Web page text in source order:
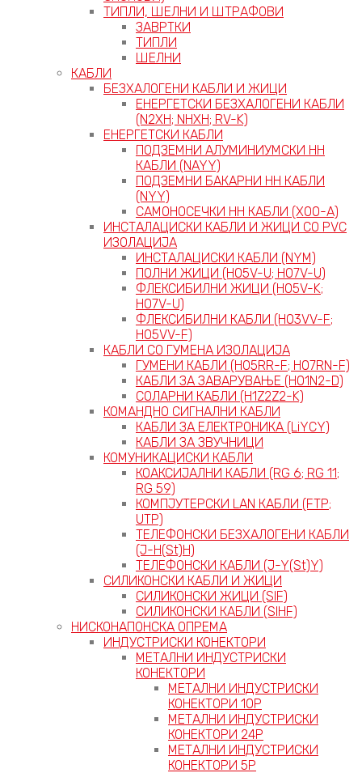
ТИПЛИ, ШЕЛНИ И ШТРАФОВИ
ЗАВРТКИ
ТИПЛИ
ШЕЛНИ
КАБЛИ
БЕЗХАЛОГЕНИ КАБЛИ И ЖИЦИ
ЕНЕРГЕТСКИ БЕЗХАЛОГЕНИ КАБЛИ
(N2XH; NHXH; RV-K)
ЕНЕРГЕТСКИ КАБЛИ
ПОДЗЕМНИ АЛУМИНИУМСКИ НН
КАБЛИ (NAYY)
ПОДЗЕМНИ БАКАРНИ НН КАБЛИ
(NYY)
САМОНОСЕЧКИ НН КАБЛИ (X00-A)
ИНСТАЛАЦИСКИ КАБЛИ И ЖИЦИ СО PVC
ИЗОЛАЦИЈА
ИНСТАЛАЦИСКИ КАБЛИ (NYM)
ПОЛНИ ЖИЦИ (H05V-U; H07V-U)
ФЛЕКСИБИЛНИ ЖИЦИ (H05V-K;
H07V-U)
ФЛЕКСИБИЛНИ КАБЛИ (H03VV-F;
H05VV-F)
КАБЛИ СО ГУМЕНА ИЗОЛАЦИЈА
ГУМЕНИ КАБЛИ (H05RR-F; H07RN-F)
КАБЛИ ЗА ЗАВАРУВАЊЕ (H01N2-D)
СОЛАРНИ КАБЛИ (H1Z2Z2-K)
КОМАНДНО СИГНАЛНИ КАБЛИ
КАБЛИ ЗА ЕЛЕКТРОНИКА (LiYCY)
КАБЛИ ЗА ЗВУЧНИЦИ
КОМУНИКАЦИСКИ КАБЛИ
КОАКСИЈАЛНИ КАБЛИ (RG 6; RG 11;
RG 59)
КОМПЈУТЕРСКИ LAN КАБЛИ (FTP;
UTP)
ТЕЛЕФОНСКИ БЕЗХАЛОГЕНИ КАБЛИ
(J-H(St)H)
ТЕЛЕФОНСКИ КАБЛИ (J-Y(St)Y)
СИЛИКОНСКИ КАБЛИ И ЖИЦИ
СИЛИКОНСКИ ЖИЦИ (SIF)
СИЛИКОНСКИ КАБЛИ (SIHF)
НИСКОНАПОНСКА ОПРЕМА
ИНДУСТРИСКИ КОНЕКТОРИ
МЕТАЛНИ ИНДУСТРИСКИ
КОНЕКТОРИ
МЕТАЛНИ ИНДУСТРИСКИ
КОНЕКТОРИ 10P
МЕТАЛНИ ИНДУСТРИСКИ
КОНЕКТОРИ 24P
МЕТАЛНИ ИНДУСТРИСКИ
КОНЕКТОРИ 5P